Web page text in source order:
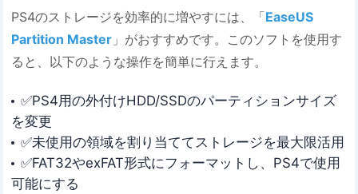
PS4のストレージを効率的に増やすには、「EaseUS
Partition Master 」がおすすめです。このソフトを使用す
ると、以下のような操作を簡単に行えます。
✅PS4用の外付けHDD/SSDのパーティションサイズ
を変更
✅未使用の領域を割り当ててストレージを最大限活用
✅FAT32やexFAT形式にフォーマットし、PS4で使用
可能にする